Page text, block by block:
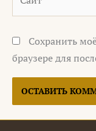
Сохранить
браузере для